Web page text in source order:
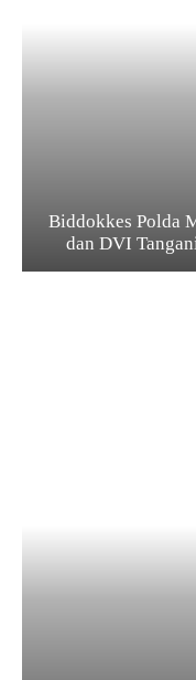
Biddokkes Polda
dan DVI